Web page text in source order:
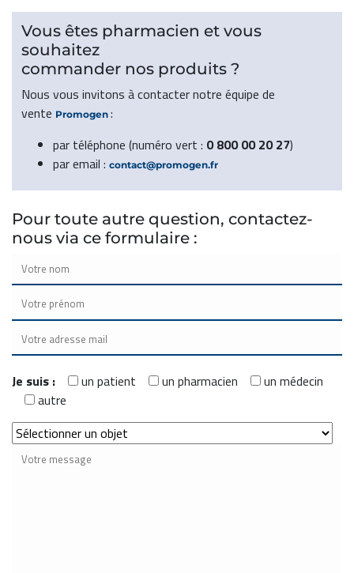
Vous êtes pharmacien et vous
souhaitez
commander nos produits ?
Nous vous invitons à contacter notre équipe de
vente Promogen :
par téléphone (numéro vert : 0 800 00 20 27)
par email : contact@promogen.fr
Pour toute autre question, contactez-
nous via ce formulaire :
Je suis : un patient un pharmacien
un médecin
autre